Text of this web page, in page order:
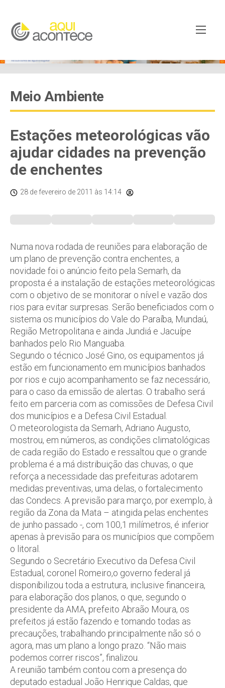
Meio Ambiente
Estações meteorológicas vão
ajudar cidades na prevenção
de enchentes
28 de fevereiro de 2011 às 14:14
Numa nova rodada de reuniões para elaboração de
um plano de prevenção contra enchentes, a
novidade foi o anúncio feito pela Semarh, da
proposta é a instalação de estações meteorológicas
com o objetivo de se monitorar o nível e vazão dos
rios para evitar surpresas. Serão beneficiados com o
sistema os municípios do Vale do Paraíba, Mundaú,
Região Metropolitana e ainda Jundiá e Jacuípe
banhados pelo Rio Manguaba.
Segundo o técnico José Gino, os equipamentos já
estão em funcionamento em municípios banhados
por rios e cujo acompanhamento se faz necessário,
para o caso da emissão de alertas. O trabalho será
feito em parceria com as comissões de Defesa Civil
dos municípios e a Defesa Civil Estadual.
O meteorologista da Semarh, Adriano Augusto,
mostrou, em números, as condições climatológicas
de cada região do Estado e ressaltou que o grande
problema é a má distribuição das chuvas, o que
reforça a necessidade das prefeituras adotarem
medidas preventivas, uma delas, o fortalecimento
das Condecs. A previsão para março, por exemplo, à
região da Zona da Mata – atingida pelas enchentes
de junho passado -, com 100,1 milímetros, é inferior
apenas à previsão para os municípios que compõem
o litoral.
Segundo o Secretário Executivo da Defesa Civil
Estadual, coronel Romeiro,o governo federal já
disponibilizou toda a estrutura, inclusive financeira,
para elaboração dos planos, o que, segundo o
presidente da AMA, prefeito Abraão Moura, os
prefeitos já estão fazendo e tomando todas as
precauções, trabalhando principalmente não só o
agora, mas um plano a longo prazo. “Não mais
podemos correr riscos”, finalizou.
A reunião também contou com a presença do
deputado estadual João Henrique Caldas, que